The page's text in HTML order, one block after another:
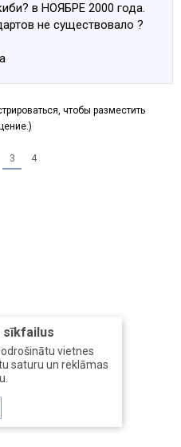
sīkfailus
vietnes
saturu un reklāmas
в НОЯБРЕ 2000 года.
не существовало ?
чтобы разместить
3 4